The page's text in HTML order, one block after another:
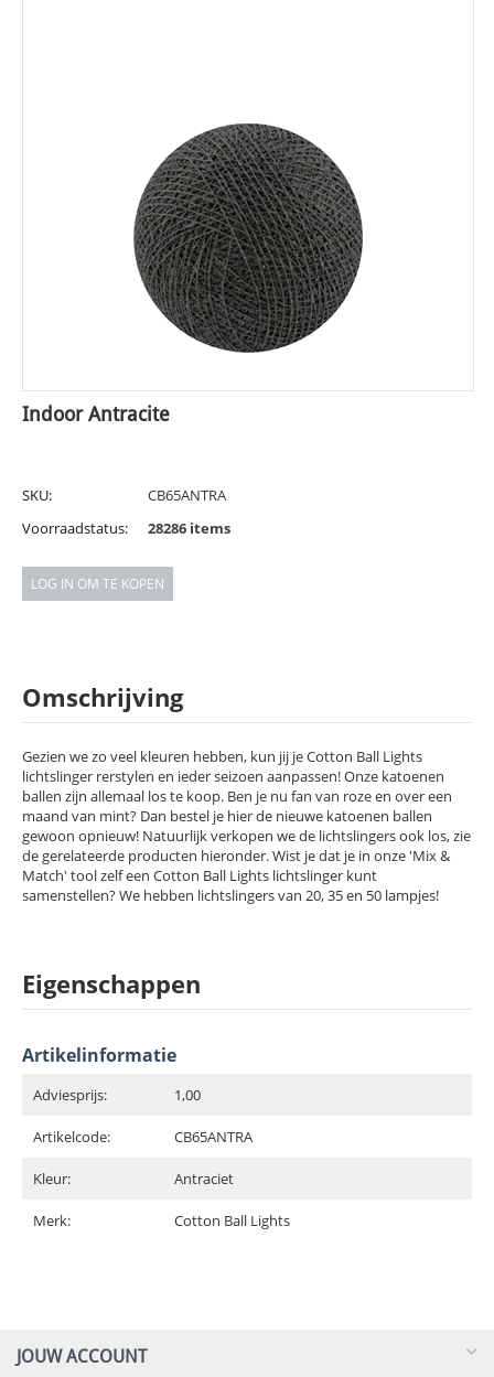
Indoor Antracite
SKU:
CB65ANTRA
Voorraadstatus:
28286 items
LOG IN OM TE KOPEN
Omschrijving
Gezien we zo veel kleuren hebben, kun jij je Cotton Ball Lights
lichtslinger rerstylen en ieder seizoen aanpassen! Onze katoenen
ballen zijn allemaal los te koop. Ben je nu fan van roze en over een
maand van mint? Dan bestel je hier de nieuwe katoenen ballen
gewoon opnieuw! Natuurlijk verkopen we de lichtslingers ook los, zie
de gerelateerde producten hieronder. Wist je dat je in onze 'Mix &
Match' tool zelf een Cotton Ball Lights lichtslinger kunt
samenstellen? We hebben lichtslingers van 20, 35 en 50 lampjes!
Eigenschappen
Artikelinformatie
Adviesprijs: 1,00
Artikelcode: CB65ANTRA
Kleur: Antraciet
Merk: Cotton Ball Lights
JOUW ACCOUNT